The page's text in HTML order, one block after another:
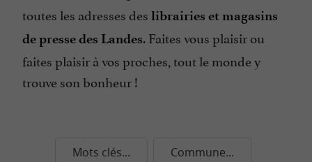
toutes les adresses des librairies et magasins
de presse des Landes. Faites vous plaisir ou
faites plaisir à vos proches, tout le monde y
trouve son bonheur !
Mots clés... Commune...